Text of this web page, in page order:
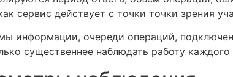
сервис действует с точки точки зрения
информации, очереди операций,
существеннее наблюдать работу